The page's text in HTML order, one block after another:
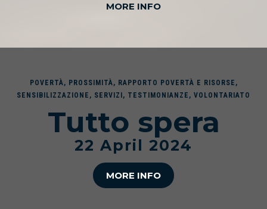
MORE INFO
POVERTÀ, PROSSIMITÀ, RAPPORTO POVERTÀ E RISORSE ,
SENSIBILIZZAZIONE , SERVIZI, TESTIMONIANZE , VOLONTARIATO
Tutto spera
22 April 2024
MORE INFO